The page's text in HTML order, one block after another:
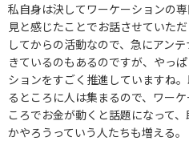
私自身は決してワーケーションの
見と感じたことでお話させていた
してからの活動なので、急にアン
きているのもあるのですが、やっ
ションをすごく推進していますね
るところに人は集まるので、ワー
ころでお金が動くと話題になって
かやろうっていう人たちも増える。